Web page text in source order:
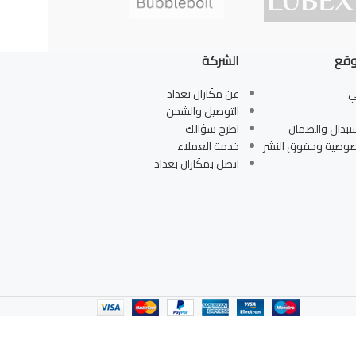
والضمان
وحقوق النشر
الشركة
عن مكَازان بغداد
التوصيل والشحن
اطرح سؤالك
خدمة العملاء
اتصل بمكَازان بغداد